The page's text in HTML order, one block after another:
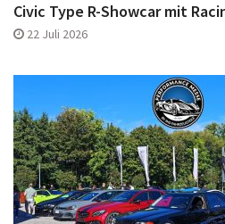
Civic Type R-Showcar mit
22 Juli 2026